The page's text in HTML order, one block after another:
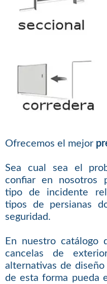
Ofrecemos el mejor
Sea cual sea el
confiar en nosotros
tipo de incidente
tipos de persianas
seguridad.
En nuestro catálogo
cancelas de
alternativas de
de esta forma pueda